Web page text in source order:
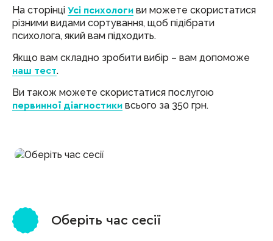
На сторінці Усі психологи ви можете скористатися
різними видами сортування, щоб підібрати
психолога, який вам підходить.
Якщо вам складно зробити вибір – вам допоможе
наш тест.
Ви також можете скористатися послугою
первинної діагностики всього за 350 грн.
Оберіть час сесії